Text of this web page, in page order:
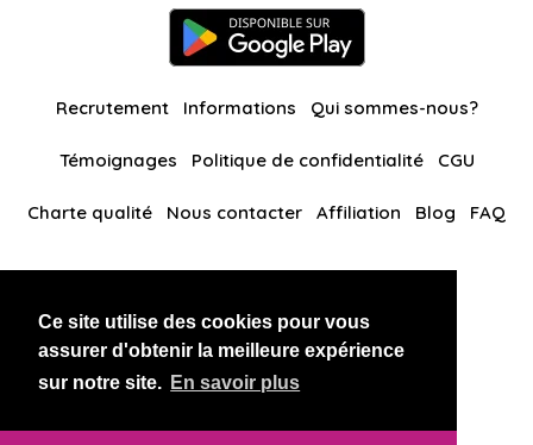
Ce site utilise des cookies pour vous
assurer d'obtenir la meilleure expérience
sur notre site. En savoir plus
Recrutement Informations Qui sommes-nous?
Témoignages Politique de confidentialité CGU
Charte qualité Nous contacter Affiliation Blog FAQ
BlackAndBeauties RussianKisses